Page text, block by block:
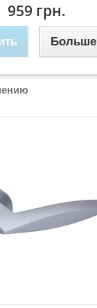
959 грн.
Больше